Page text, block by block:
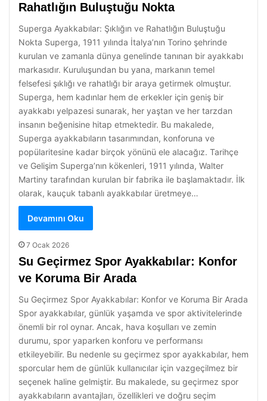
Rahatlığın Buluştuğu Nokta
Superga Ayakkabılar: Şıklığın ve Rahatlığın Buluştuğu
Nokta Superga, 1911 yılında İtalya’nın Torino şehrinde
kurulan ve zamanla dünya genelinde tanınan bir ayakkabı
markasıdır. Kuruluşundan bu yana, markanın temel
felsefesi şıklığı ve rahatlığı bir araya getirmek olmuştur.
Superga, hem kadınlar hem de erkekler için geniş bir
ayakkabı yelpazesi sunarak, her yaştan ve her tarzdan
insanın beğenisine hitap etmektedir. Bu makalede,
Superga ayakkabıların tasarımından, konforuna ve
popülaritesine kadar birçok yönünü ele alacağız. Tarihçe
ve Gelişim Superga’nın kökenleri, 1911 yılında, Walter
Martiny tarafından kurulan bir fabrika ile başlamaktadır. İlk
olarak, kauçuk tabanlı ayakkabılar üretmeye…
Devamını Oku
7 Ocak 2026
Su Geçirmez Spor Ayakkabılar: Konfor
ve Koruma Bir Arada
Su Geçirmez Spor Ayakkabılar: Konfor ve Koruma Bir Arada
Spor ayakkabılar, günlük yaşamda ve spor aktivitelerinde
önemli bir rol oynar. Ancak, hava koşulları ve zemin
durumu, spor yaparken konforu ve performansı
etkileyebilir. Bu nedenle su geçirmez spor ayakkabılar, hem
sporcular hem de günlük kullanıcılar için vazgeçilmez bir
seçenek haline gelmiştir. Bu makalede, su geçirmez spor
ayakkabıların avantajları, özellikleri ve doğru seçim